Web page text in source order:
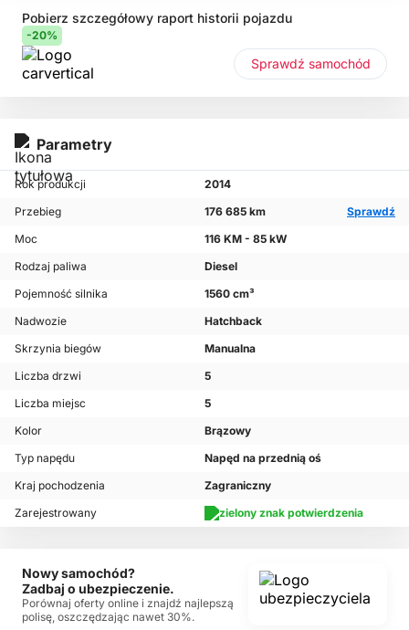
Pobierz szczegółowy raport historii pojazdu
-20%
Sprawdź samochód
Parametry
Rok produkcji
2014
Przebieg
176 685 km
Sprawdź
Moc
116 KM - 85 kW
Rodzaj paliwa
Diesel
Pojemność silnika
1560 cm³
Nadwozie
Hatchback
Skrzynia biegów
Manualna
Liczba drzwi
5
Liczba miejsc
5
Kolor
Brązowy
Typ napędu
Napęd na przednią oś
Kraj pochodzenia
Zagraniczny
Zarejestrowany
Nowy samochód?
Zadbaj o ubezpieczenie.
Porównaj oferty online i znajdź najlepszą
polisę, oszczędzając nawet 30%.